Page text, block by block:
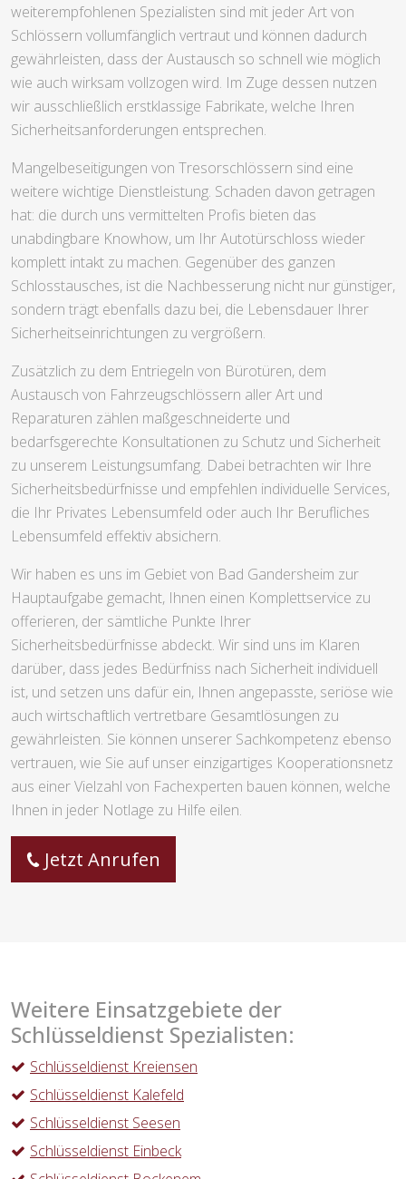
weiterempfohlenen Spezialisten sind mit jeder Art von
Schlössern vollumfänglich vertraut und können dadurch
gewährleisten, dass der Austausch so schnell wie möglich
wie auch wirksam vollzogen wird. Im Zuge dessen nutzen
wir ausschließlich erstklassige Fabrikate, welche Ihren
Sicherheitsanforderungen entsprechen.
Mangelbeseitigungen von Tresorschlössern sind eine
weitere wichtige Dienstleistung. Schaden davon getragen
hat: die durch uns vermittelten Profis bieten das
unabdingbare Knowhow, um Ihr Autotürschloss wieder
komplett intakt zu machen. Gegenüber des ganzen
Schlosstausches, ist die Nachbesserung nicht nur günstiger,
sondern trägt ebenfalls dazu bei, die Lebensdauer Ihrer
Sicherheitseinrichtungen zu vergrößern.
Zusätzlich zu dem Entriegeln von Bürotüren, dem
Austausch von Fahrzeugschlössern aller Art und
Reparaturen zählen maßgeschneiderte und
bedarfsgerechte Konsultationen zu Schutz und Sicherheit
zu unserem Leistungsumfang. Dabei betrachten wir Ihre
Sicherheitsbedürfnisse und empfehlen individuelle Services,
die Ihr Privates Lebensumfeld oder auch Ihr Berufliches
Lebensumfeld effektiv absichern.
Wir haben es uns im Gebiet von Bad Gandersheim zur
Hauptaufgabe gemacht, Ihnen einen Komplettservice zu
offerieren, der sämtliche Punkte Ihrer
Sicherheitsbedürfnisse abdeckt. Wir sind uns im Klaren
darüber, dass jedes Bedürfniss nach Sicherheit individuell
ist, und setzen uns dafür ein, Ihnen angepasste, seriöse wie
auch wirtschaftlich vertretbare Gesamtlösungen zu
gewährleisten. Sie können unserer Sachkompetenz ebenso
vertrauen, wie Sie auf unser einzigartiges Kooperationsnetz
aus einer Vielzahl von Fachexperten bauen können, welche
Ihnen in jeder Notlage zu Hilfe eilen.
Jetzt Anrufen
Weitere Einsatzgebiete der
Schlüsseldienst Spezialisten:
Schlüsseldienst Kreiensen
Schlüsseldienst Kalefeld
Schlüsseldienst Seesen
Schlüsseldienst Einbeck